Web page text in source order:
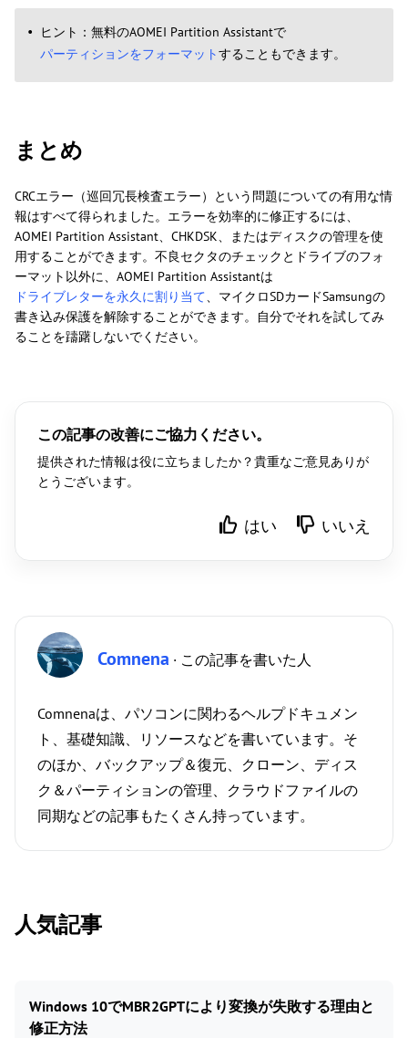
ヒント：無料のAOMEI Partition Assistantで
パーティションをフォーマットすることもできます。
まとめ
CRCエラー（巡回冗長検査エラー）という問題についての有用な情
報はすべて得られました。エラーを効率的に修正するには、
AOMEI Partition Assistant、CHKDSK、またはディスクの管理を使
用することができます。不良セクタのチェックとドライブのフォ
ーマット以外に、AOMEI Partition Assistantは
ドライブレターを永久に割り当て 、マイクロSDカードSamsungの
書き込み保護を解除することができます。自分でそれを試してみ
ることを躊躇しないでください。
この記事の改善にご協力ください。
提供された情報は役に立ちましたか？貴重なご意見ありが
とうございます。
はい いいえ
Comnena · この記事を書いた人
Comnenaは、パソコンに関わるヘルプドキュメン
ト、基礎知識、リソースなどを書いています。そ
のほか、バックアップ＆復元、クローン、ディス
ク＆パーティションの管理、クラウドファイルの
同期などの記事もたくさん持っています。
人気記事
Windows 10でMBR2GPTにより変換が失敗する理由と
修正方法